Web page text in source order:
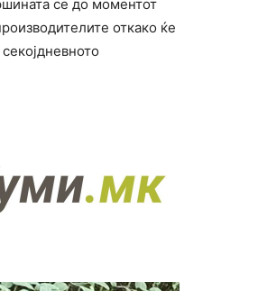
се до моментот
откако ќе